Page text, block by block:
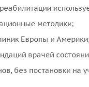
методики;
Европы и
врачей
без постановки на